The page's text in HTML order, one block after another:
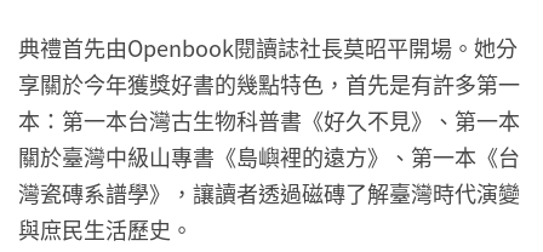
典禮首先由Openbook閱讀誌社長莫昭平開場。她分
享關於今年獲獎好書的幾點特色，首先是有許多第一
本：第一本台灣古生物科普書《好久不見》、第一本
關於臺灣中級山專書《島嶼裡的遠方》、第一本《台
灣瓷磚系譜學》，讓讀者透過磁磚了解臺灣時代演變
與庶民生活歷史。